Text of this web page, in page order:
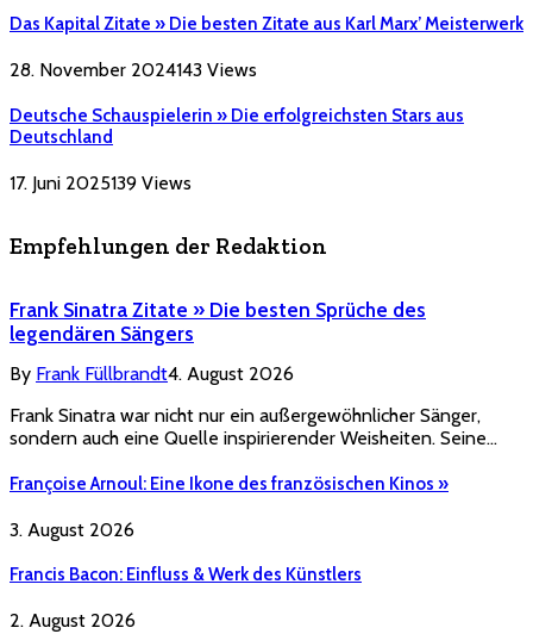
Das Kapital Zitate » Die besten Zitate aus Karl Marx’ Meisterwerk
28. November 2024143 Views
Deutsche Schauspielerin » Die erfolgreichsten Stars aus
Deutschland
17. Juni 2025139 Views
Empfehlungen der Redaktion
Frank Sinatra Zitate » Die besten Sprüche des
legendären Sängers
By Frank Füllbrandt4. August 2026
Frank Sinatra war nicht nur ein außergewöhnlicher Sänger,
sondern auch eine Quelle inspirierender Weisheiten. Seine…
Françoise Arnoul: Eine Ikone des französischen Kinos »
3. August 2026
Francis Bacon: Einfluss & Werk des Künstlers
2. August 2026